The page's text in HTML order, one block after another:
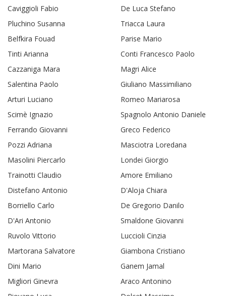
Caviggioli Fabio
De Luca Stefano
Pluchino Susanna
Triacca Laura
Belfkira Fouad
Parise Mario
Tinti Arianna
Conti Francesco Paolo
Cazzaniga Mara
Magri Alice
Salentina Paolo
Giuliano Massimiliano
Arturi Luciano
Romeo Mariarosa
Scimè Ignazio
Spagnolo Antonio Daniele
Ferrando Giovanni
Greco Federico
Pozzi Adriana
Masciotra Loredana
Masolini Piercarlo
Londei Giorgio
Trainotti Claudio
Amore Emiliano
Distefano Antonio
D'Aloja Chiara
Borriello Carlo
De Gregorio Danilo
D'Ari Antonio
Smaldone Giovanni
Ruvolo Vittorio
Luccioli Cinzia
Martorana Salvatore
Giambona Cristiano
Dini Mario
Ganem Jamal
Migliori Ginevra
Araco Antonino